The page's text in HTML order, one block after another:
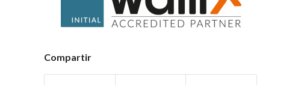
Compartir